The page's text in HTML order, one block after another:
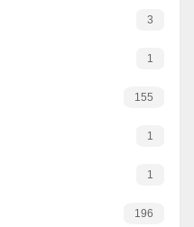
3
1
155
1
1
196